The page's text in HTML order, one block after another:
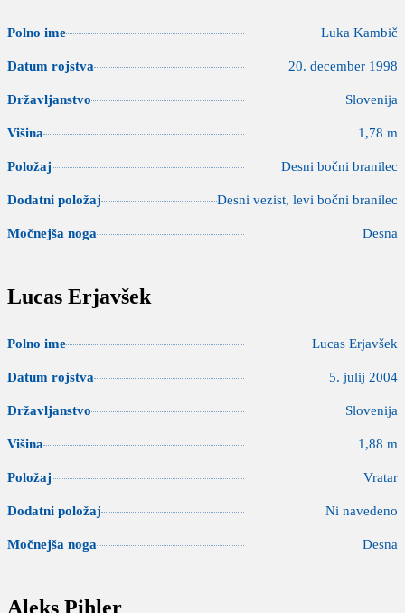
Polno ime Luka Kambič
Datum rojstva 20. december 1998
Državljanstvo Slovenija
Višina 1,78 m
Položaj Desni bočni branilec
Dodatni položaj Desni vezist, levi bočni branilec
Močnejša noga Desna
Lucas Erjavšek
Polno ime Lucas Erjavšek
Datum rojstva 5. julij 2004
Državljanstvo Slovenija
Višina 1,88 m
Položaj Vratar
Dodatni položaj Ni navedeno
Močnejša noga Desna
Aleks Pihler